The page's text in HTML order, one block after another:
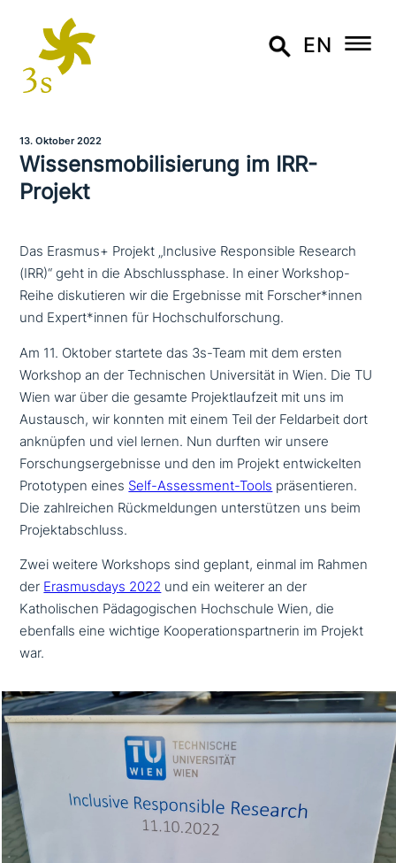
EN
13. Oktober 2022
Wissensmobilisierung im IRR-
Projekt
Das Erasmus+ Projekt „Inclusive Responsible Research
(IRR)“ geht in die Abschlussphase. In einer Workshop-
Reihe diskutieren wir die Ergebnisse mit Forscher*innen
und Expert*innen für Hochschulforschung.
Am 11. Oktober startete das 3s-Team mit dem ersten
Workshop an der Technischen Universität in Wien. Die TU
Wien war über die gesamte Projektlaufzeit mit uns im
Austausch, wir konnten mit einem Teil der Feldarbeit dort
anknüpfen und viel lernen. Nun durften wir unsere
Forschungsergebnisse und den im Projekt ent­wickel­ten
Prototypen eines Self-Assessment-Tools prä­sen­tie­ren.
Die zahl­rei­chen Rückmeldungen unter­stüt­zen uns beim
Projektabschluss.
Zwei weitere Workshops sind geplant, einmal im Rahmen
der Erasmusdays 2022 und ein weiterer an der
Katholischen Pädagogischen Hochschule Wien, die
ebenfalls eine wichtige Kooperationspartnerin im Projekt
war.